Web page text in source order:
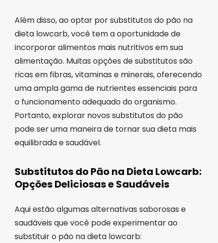
Além disso, ao optar por substitutos do pão na
dieta lowcarb, você tem a oportunidade de
incorporar alimentos mais nutritivos em sua
alimentação. Muitas opções de substitutos são
ricas em fibras, vitaminas e minerais, oferecendo
uma ampla gama de nutrientes essenciais para
o funcionamento adequado do organismo.
Portanto, explorar novos substitutos do pão
pode ser uma maneira de tornar sua dieta mais
equilibrada e saudável.
Substitutos do Pão na Dieta Lowcarb:
Opções Deliciosas e Saudáveis
Aqui estão algumas alternativas saborosas e
saudáveis ​​que você pode experimentar ao
substituir o pão na dieta lowcarb: